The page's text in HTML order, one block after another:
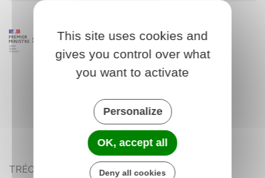
TRÉOGAN
This site uses cookies and
gives you control over what
you want to activate
Personalize
OK, accept all
Deny all cookies